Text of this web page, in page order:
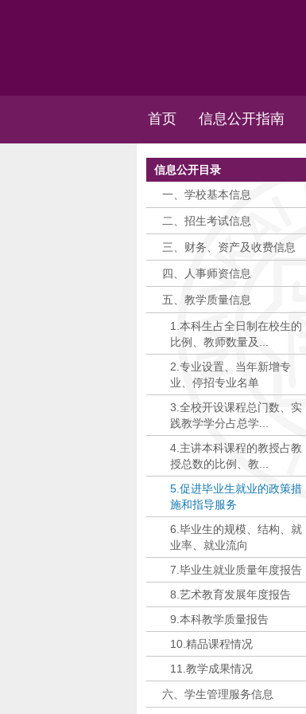
首页 信息公开指南
信息公开目录
一、学校基本信息
二、招生考试信息
三、财务、资产及收费信息
四、人事师资信息
五、教学质量信息
1.本科生占全日制在校生的
比例、教师数量及...
2.专业设置、当年新增专
业、停招专业名单
3.全校开设课程总门数、实
践教学学分占总学...
4.主讲本科课程的教授占教
授总数的比例、教...
5.促进毕业生就业的政策措
施和指导服务
6.毕业生的规模、结构、就
业率、就业流向
7.毕业生就业质量年度报告
8.艺术教育发展年度报告
9.本科教学质量报告
10.精品课程情况
11.教学成果情况
六、学生管理服务信息